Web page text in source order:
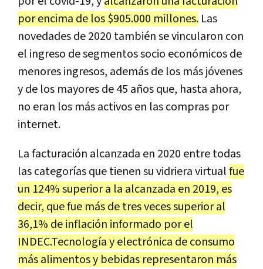
por encima de los $905.000 millones. Las
novedades de 2020 también se vincularon con
el ingreso de segmentos socio económicos de
menores ingresos, además de los más jóvenes
y de los mayores de 45 años que, hasta ahora,
no eran los más activos en las compras por
internet.
La facturación alcanzada en 2020 entre todas
las categorías que tienen su vidriera virtualfue
un 124% superior a la alcanzada en 2019, es
decir, que fue más de tres veces superior al
36,1% de inflación informado por el
INDEC.Tecnología y electrónica de consumo
más alimentos y bebidas representaron más